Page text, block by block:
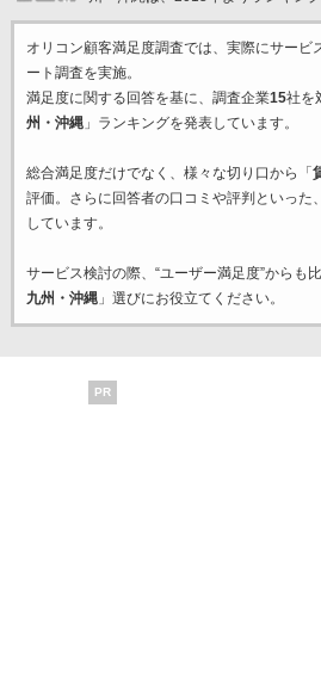
オリコン顧客満足度調査では、実際にサービ
ート調査を実施。
満足度に関する回答を基に、調査企業15社を
州・沖縄」ランキングを発表しています。
総合満足度だけでなく、様々な切り口から「
評価。さらに回答者の口コミや評判といった
しています。
サービス検討の際、“ユーザー満足度”からも
九州・沖縄」選びにお役立てください。
PR